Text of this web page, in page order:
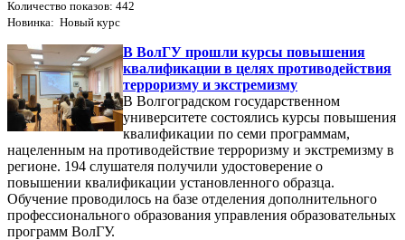
Количество показов: 442
Новинка: Новый курс
В ВолГУ прошли курсы повышения
квалификации в целях противодействия
терроризму и экстремизму
В Волгоградском государственном
университете состоялись курсы повышения
квалификации по семи программам,
нацеленным на противодействие терроризму и экстремизму в
регионе. 194 слушателя получили удостоверение о
повышении квалификации установленного образца.
Обучение проводилось на базе отделения дополнительного
профессионального образования управления образовательных
программ ВолГУ.